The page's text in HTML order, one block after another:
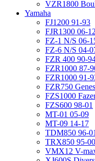
VZR1800
Yamaha
FJ1200 91-93
FJR1300 06-12
FZ-1 N/S 06-
FZ-6 N/S 04-
FZR 400 90-
FZR1000 87-
FZR1000 91-
FZR750
FZS1000
FZS600 98-01
MT-01 05-09
MT-09 14-17
TDM850 96-01
TRX850 95-00
VMX12 V-